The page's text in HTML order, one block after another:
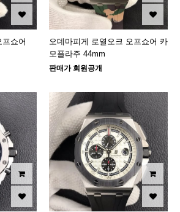
쇼어
오데마피게 로열오크 오프쇼어 카
모플라주 44mm
판매가 회원공개